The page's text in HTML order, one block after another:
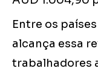
Entre os
alcança essa
trabalhadores